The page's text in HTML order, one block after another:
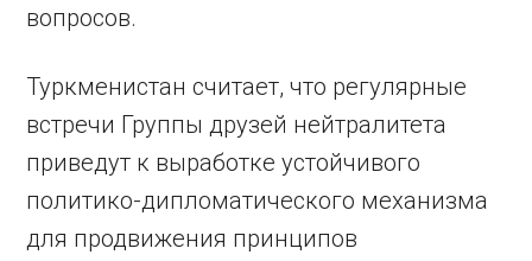
вопросов.
Туркменистан считает, что регулярные
встречи Группы друзей нейтралитета
приведут к выработке устойчивого
политико-дипломатического механизма
для продвижения принципов